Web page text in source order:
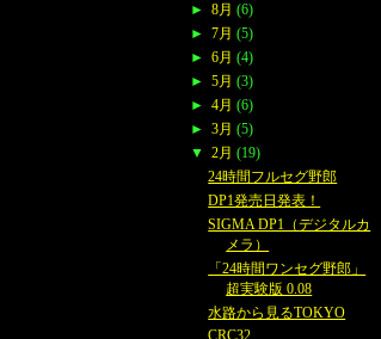
► 8月 (6)
► 7月 (5)
► 6月 (4)
► 5月 (3)
► 4月 (6)
► 3月 (5)
▼ 2月 (19)
24時間フルセグ野郎
DP1発売日発表！
SIGMA DP1（デジタルカ
メラ）
「24時間ワンセグ野郎」
超実験版 0.08
水路から見るTOKYO